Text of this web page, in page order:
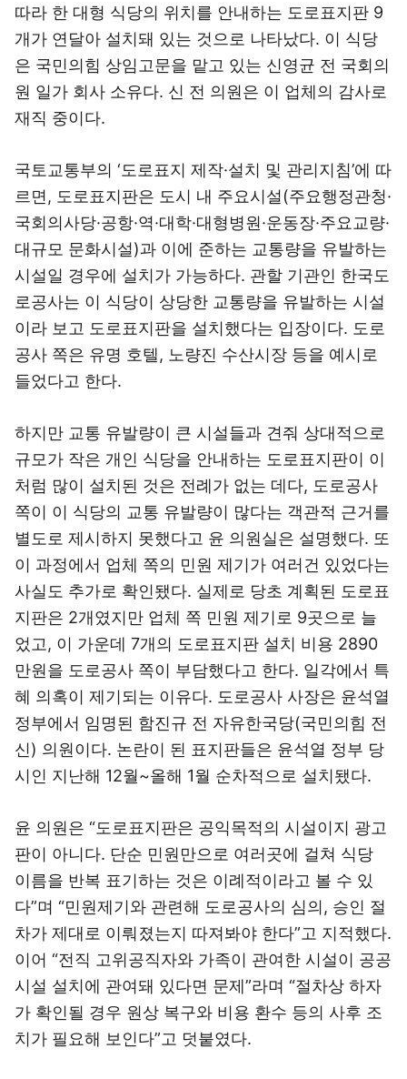
따라 한 대형 식당의 위치를 안내하는 도로표지판 9
개가 연달아 설치돼 있는 것으로 나타났다. 이 식당
은 국민의힘 상임고문을 맡고 있는 신영균 전 국회의
원 일가 회사 소유다. 신 전 의원은 이 업체의 감사로
재직 중이다.
국토교통부의 ‘도로표지 제작·설치 및 관리지침’에 따
르면, 도로표지판은 도시 내 주요시설(주요행정관청·
국회의사당·공항·역·대학·대형병원·운동장·주요교량·
대규모 문화시설)과 이에 준하는 교통량을 유발하는
시설일 경우에 설치가 가능하다. 관할 기관인 한국도
로공사는 이 식당이 상당한 교통량을 유발하는 시설
이라 보고 도로표지판을 설치했다는 입장이다. 도로
공사 쪽은 유명 호텔, 노량진 수산시장 등을 예시로
들었다고 한다.
하지만 교통 유발량이 큰 시설들과 견줘 상대적으로
규모가 작은 개인 식당을 안내하는 도로표지판이 이
처럼 많이 설치된 것은 전례가 없는 데다, 도로공사
쪽이 이 식당의 교통 유발량이 많다는 객관적 근거를
별도로 제시하지 못했다고 윤 의원실은 설명했다. 또
이 과정에서 업체 쪽의 민원 제기가 여러건 있었다는
사실도 추가로 확인됐다. 실제로 당초 계획된 도로표
지판은 2개였지만 업체 쪽 민원 제기로 9곳으로 늘
었고, 이 가운데 7개의 도로표지판 설치 비용 2890
만원을 도로공사 쪽이 부담했다고 한다. 일각에서 특
혜 의혹이 제기되는 이유다. 도로공사 사장은 윤석열
정부에서 임명된 함진규 전 자유한국당(국민의힘 전
신) 의원이다. 논란이 된 표지판들은 윤석열 정부 당
시인 지난해 12월~올해 1월 순차적으로 설치됐다.
윤 의원은 “도로표지판은 공익목적의 시설이지 광고
판이 아니다. 단순 민원만으로 여러곳에 걸쳐 식당
이름을 반복 표기하는 것은 이례적이라고 볼 수 있
다”며 “민원제기와 관련해 도로공사의 심의, 승인 절
차가 제대로 이뤄졌는지 따져봐야 한다”고 지적했다.
이어 “전직 고위공직자와 가족이 관여한 시설이 공공
시설 설치에 관여돼 있다면 문제”라며 “절차상 하자
가 확인될 경우 원상 복구와 비용 환수 등의 사후 조
치가 필요해 보인다”고 덧붙였다.